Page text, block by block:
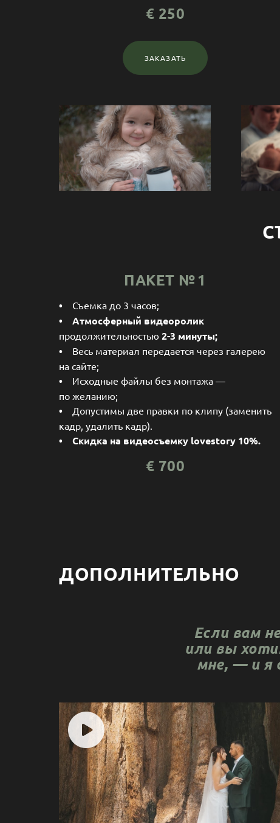
€ 250
ЗАКАЗАТЬ
ПАКЕТ № 1
• Съемка до 3 часов;
• Атмосферный видеоролик
продолжительностью 2-3 минуты;
• Весь материал передается через галерею
на сайте;
• Исходные файлы без монтажа —
по желанию;
•
Допустимы две правки по клипу (заменить
кадр, удалить кадр).
• Скидка на видеосъемку lovestory 10%.
€ 700
ДОПОЛНИТЕЛЬНО
Если вам
или вы
мне, — и я